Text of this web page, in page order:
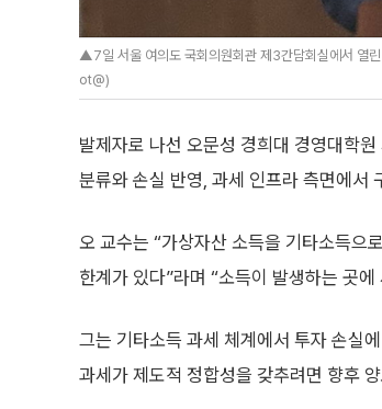
▲7일 서울 여의도 국회의원회관 제3간담회실에서 열
ot@)
발제자로 나선 오문성 경희대 경영대학
분류와 손실 반영, 과세 인프라 측면에서
오 교수는 “가상자산 소득을 기타소득으
한계가 있다”라며 “소득이 발생하는 곳
그는 기타소득 과세 체계에서 투자 손실
과세가 제도적 정합성을 갖추려면 향후